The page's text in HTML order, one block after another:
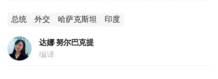
总统 外交 哈萨克斯坦 印度
达娜 努尔巴克提
编译